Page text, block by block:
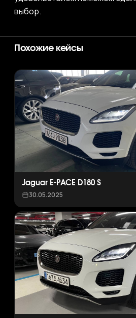
выбор.
Похожие кейсы
Jaguar E-PACE D180 S
30.05.2025